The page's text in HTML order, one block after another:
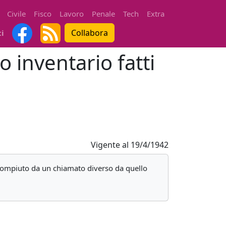
Civile Fisco Lavoro Penale Tech
Extra
Collabora
inventario fatti
Vigente al 19/4/1942
da un chiamato diverso da quello